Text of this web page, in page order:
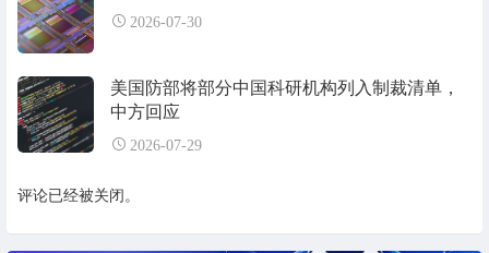
2026-07-30
美国防部将部分中国科研机构列入制裁清单，
中方回应
2026-07-29
评论已经被关闭。